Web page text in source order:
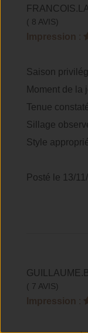
( 8 AVIS)
Impression :
Saison
Moment de la
Tenue
Sillage
Style
Posté le 13/
( 7 AVIS)
Impression :